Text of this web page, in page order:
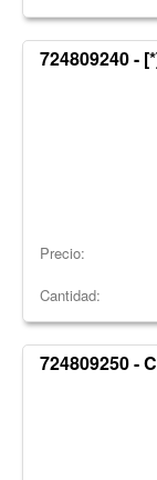
724809240 -
Precio:
Cantidad:
724809250 -